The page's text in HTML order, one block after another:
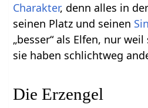
Charakter, denn alles in der
seinen Platz und seinen
„besser“ als Elfen, nur
sie haben schlichtweg
Die Erzengel